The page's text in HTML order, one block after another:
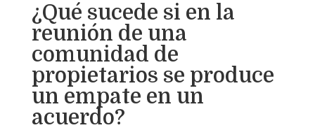
¿Qué sucede si en la
reunión de una
comunidad de
propietarios se produce
un empate en un
acuerdo?